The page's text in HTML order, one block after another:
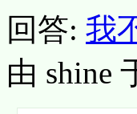
回答: 我
由 shine